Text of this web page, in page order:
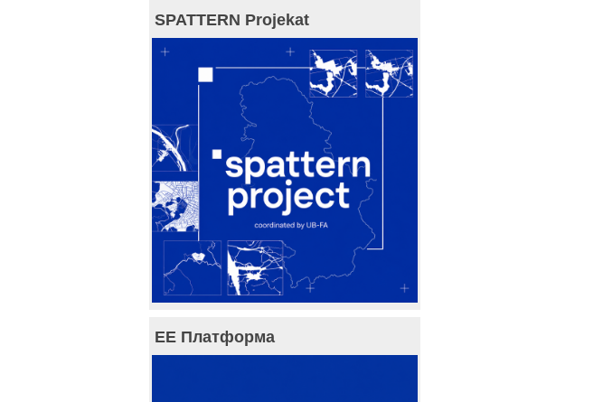
SPATTERN Projekat
ЕЕ Платформа